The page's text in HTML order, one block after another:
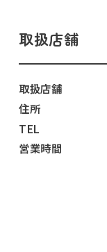
取扱店舗
取扱店舗
住所
TEL
営業時間